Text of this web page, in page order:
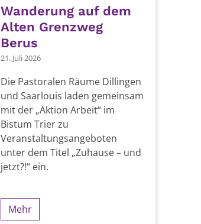
Wanderung auf dem
Alten Grenzweg
Berus
21. Juli 2026
Die Pastoralen Räume Dillingen
und Saarlouis laden gemeinsam
mit der „Aktion Arbeit“ im
Bistum Trier zu
Veranstaltungsangeboten
unter dem Titel „Zuhause – und
jetzt?!“ ein.
Mehr